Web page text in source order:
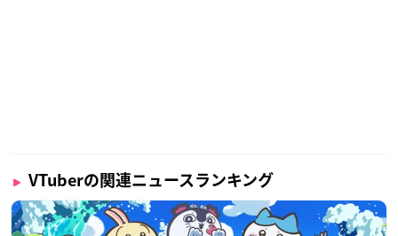
VTuberの関連ニュースランキング